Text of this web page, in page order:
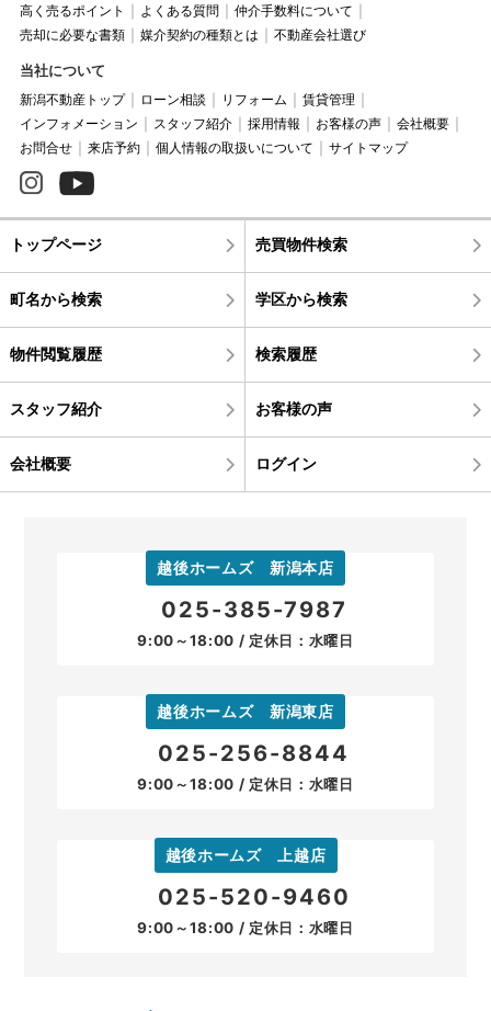
高く売るポイント
よくある質問
仲介手数料について
売却に必要な書類
媒介契約の種類とは 不動産会社選び
当社について
新潟不動産トップ ローン相談 リフォーム
賃貸管理
インフォメーション
スタッフ紹介 採用情報 お客様の声
会社概要
お問合せ
来店予約 個人情報の取扱いについて サイトマップ
トップページ 売買物件検索
町名から検索 学区から検索
物件閲覧履歴 検索履歴
スタッフ紹介 お客様の声
会社概要 ログイン
越後ホームズ 新潟本店
025-385-7987
9:00～18:00 / 定休日：水曜日
越後ホームズ 新潟東店
025-256-8844
9:00～18:00 / 定休日：水曜日
越後ホームズ 上越店
025-520-9460
9:00～18:00 / 定休日：水曜日